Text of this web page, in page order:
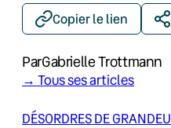
Copier le lien
ParGabrielle Trottmann
→ Tous ses articles
DÉSORDRES DE